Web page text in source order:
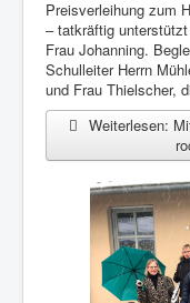
Preisverleihung zum
– tatkräftig
Frau Johanning.
Schulleiter Herrn
und Frau Thielscher,
Weiterlesen: